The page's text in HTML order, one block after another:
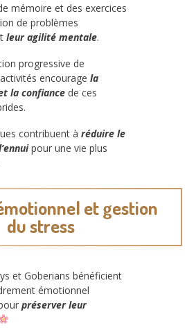
mémoire et des exercices
de problèmes
leur agilité mentale.
progressive de
encourage la
la confiance de ces
contribuent à réduire le
pour une vie plus
et gestion
du stress
et Goberians bénéficient
émotionnel
préserver leur